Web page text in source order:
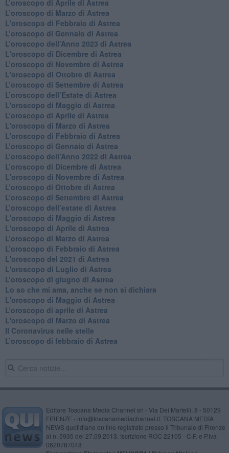
​L’oroscopo di Aprile di Astrea
L’oroscopo di Marzo di Astrea
L'oroscopo di Febbraio di Astrea
​L’oroscopo di Gennaio di Astrea
​L’oroscopo dell’Anno 2023 di Astrea
L'oroscopo di Dicembre di Astrea
L’oroscopo di Novembre di Astrea
L'oroscopo di Ottobre di Astrea
​L’oroscopo di Settembre di Astrea
​L’oroscopo dell’Estate di Astrea
L'oroscopo di Maggio di Astrea
​L’oroscopo di Aprile di Astrea
L'oroscopo di Marzo di Astrea
L'oroscopo di Febbraio di Astrea
​L’oroscopo di Gennaio di Astrea
​L’oroscopo dell’Anno 2022 di Astrea
​L’oroscopo di Dicembre di Astrea
L'oroscopo di Novembre di Astrea
​L’oroscopo di Ottobre di Astrea
​L’oroscopo di Settembre di Astrea
L’oroscopo dell’estate di Astrea
L'oroscopo di Maggio di Astrea
L'oroscopo di Aprile di Astrea
​L’oroscopo di Marzo di Astrea
​L’oroscopo di Febbraio di Astrea
L'oroscopo del 2021 di Astrea
L'oroscopo di Luglio di Astrea
​L’oroscopo di giugno di Astrea
​Lo so che mi ama, anche se non si dichiara
L'oroscopo di Maggio di Astrea
​L’oroscopo di aprile di Astrea
L'oroscopo di Marzo di Astrea
Il Coronavirus nelle stelle
​L’oroscopo di febbraio di Astrea
Editore Toscana Media Channel srl - Via Dei Martelli, 8 - 50129
FIRENZE - info@toscanamediachannel.it. TOSCANA MEDIA
NEWS quotidiano on line registrato presso il Tribunale di Firenze
al n. 5935 del 27.09.2013. Iscrizione ROC 22105 - C.F. e P.Iva
0620787048